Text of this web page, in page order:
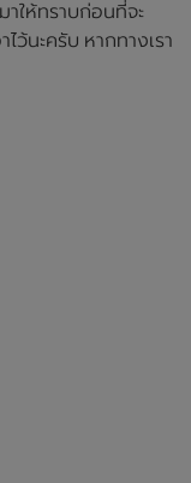
ให้ทราบก่อนที่จะ
ว้นะครับ หากทางเรา